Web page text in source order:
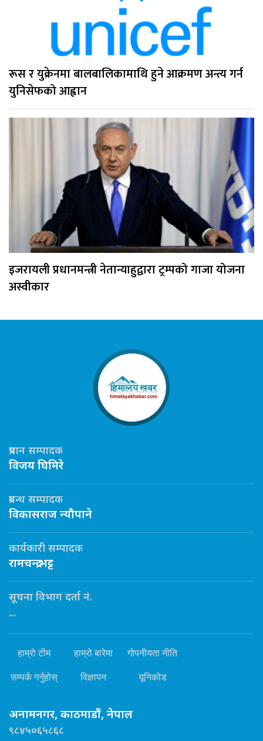
रूस र युक्रेनमा बालबालिकामाथि हुने आक्रमण अन्त्य गर्न
युनिसेफको आह्वान
इजरायली प्रधानमन्त्री नेतान्याहुद्वारा ट्रम्पको गाजा योजना
अस्वीकार
प्रधान सम्पादक
विजय घिमिरे
प्रबन्ध सम्पादक
विकासराज न्यौपाने
कार्यकारी सम्पादक
रामचन्द्र भट्ट
सूचना विभाग दर्ता नं.
...
हाम्रो टीम हाम्रो बारेमा गोपनीयता नीति
सम्पर्क गर्नुहोस् विज्ञापन यूनिकोड
अनामनगर, काठमाडौं, नेपाल
९८४५०६५८६८